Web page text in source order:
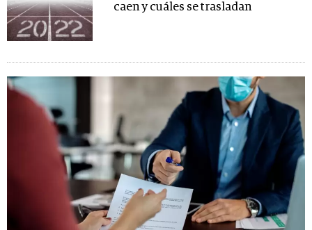
caen y cuáles se trasladan